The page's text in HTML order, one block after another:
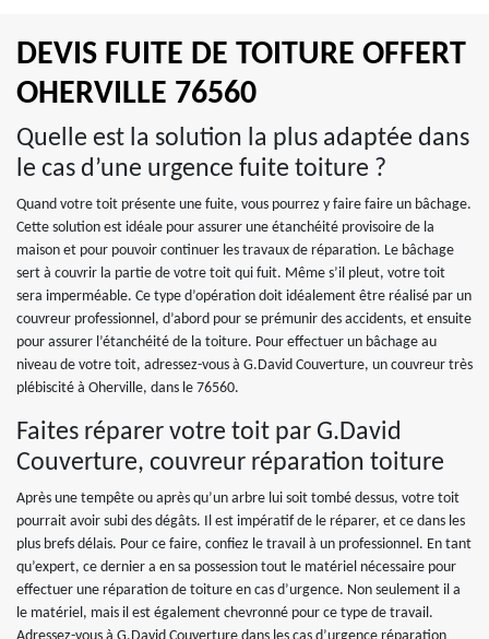
DEVIS FUITE DE TOITURE OFFERT
OHERVILLE 76560
Quelle est la solution la plus adaptée dans
le cas d’une urgence fuite toiture ?
Quand votre toit présente une fuite, vous pourrez y faire faire un bâchage.
Cette solution est idéale pour assurer une étanchéité provisoire de la
maison et pour pouvoir continuer les travaux de réparation. Le bâchage
sert à couvrir la partie de votre toit qui fuit. Même s’il pleut, votre toit
sera imperméable. Ce type d’opération doit idéalement être réalisé par un
couvreur professionnel, d’abord pour se prémunir des accidents, et ensuite
pour assurer l’étanchéité de la toiture. Pour effectuer un bâchage au
niveau de votre toit, adressez-vous à G.David Couverture, un couvreur très
plébiscité à Oherville, dans le 76560.
Faites réparer votre toit par G.David
Couverture, couvreur réparation toiture
Après une tempête ou après qu’un arbre lui soit tombé dessus, votre toit
pourrait avoir subi des dégâts. Il est impératif de le réparer, et ce dans les
plus brefs délais. Pour ce faire, confiez le travail à un professionnel. En tant
qu’expert, ce dernier a en sa possession tout le matériel nécessaire pour
effectuer une réparation de toiture en cas d’urgence. Non seulement il a
le matériel, mais il est également chevronné pour ce type de travail.